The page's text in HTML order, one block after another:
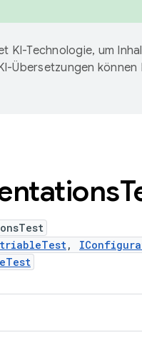
KI-Technologie, um
Übersetzungen können
,